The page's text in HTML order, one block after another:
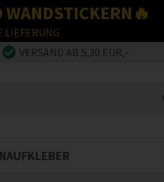
WANDSTICKERN🔥
LIEFERUNG
VERSAND AB 5,30 EUR,-